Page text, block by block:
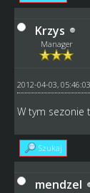
Krzys
Manager
2012-04-03, 05:46:03
W tym sezonie
Szukaj
mendzel